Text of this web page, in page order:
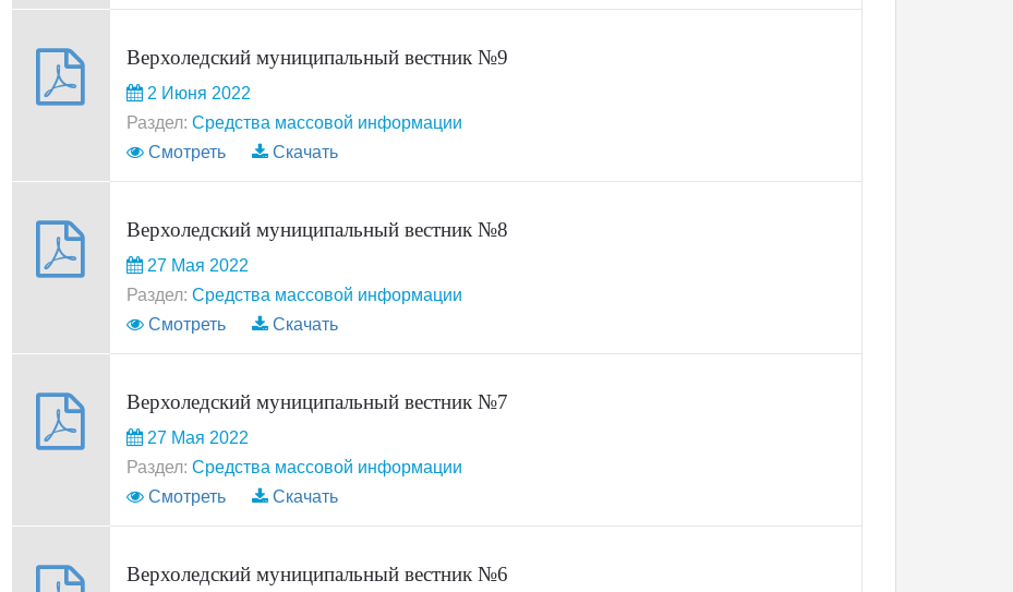
Верхоледский муниципальный вестник №9
2 Июня 2022
Раздел: Средства массовой информации
Смотреть
Скачать
Верхоледский муниципальный вестник №8
27 Мая 2022
Раздел: Средства массовой информации
Смотреть
Скачать
Верхоледский муниципальный вестник №7
27 Мая 2022
Раздел: Средства массовой информации
Смотреть
Скачать
Верхоледский муниципальный вестник №6